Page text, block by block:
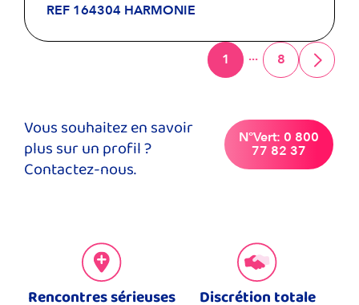
Vous souhaitez en savoir
plus sur un profil ?
Contactez-nous.
N°Vert: 0 800
77 82 37
Rencontres sérieuses Discrétion totale
REF 164304 HARMONIE
1 ... 8